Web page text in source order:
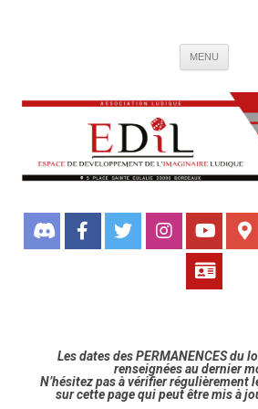
bordelaise
MENU
Les dates des PERMANENCES du
renseignées au dernier
N’hésitez pas à vérifier régulièrement
sur cette page qui peut être mis à